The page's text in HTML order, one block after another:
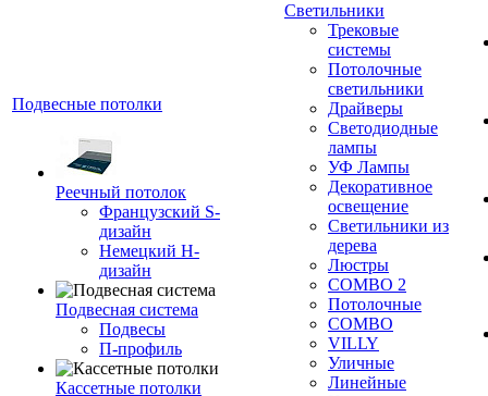
Подвесные потолки
Реечный потолок
Французский S-
дизайн
Немецкий H-
дизайн
Подвесная система
Подвесы
П-профиль
Кассетные потолки
Светильники
Трековые
системы
Потолочные
светильники
Драйверы
Светодиодные
лампы
УФ Лампы
Декоративное
освещение
Светильники из
дерева
Люстры
COMBO 2
Потолочные
COMBO
VILLY
Уличные
Линейные